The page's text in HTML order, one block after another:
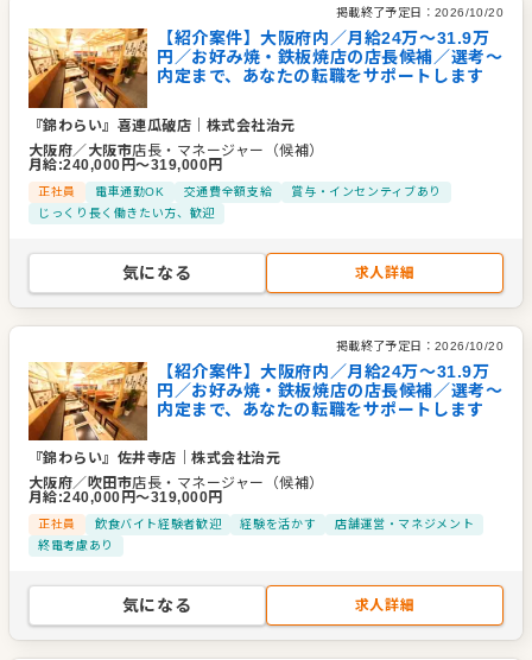
掲載終了予定日： 2026/10/20
【紹介案件】大阪府内／月給24万〜31.9万
円／お好み焼・鉄板焼店の店長候補／選考～
内定まで、あなたの転職をサポートします
『錦わらい』喜連瓜破店
株式会社治元
大阪府／大阪市店長・マネージャー（候補）
月給:240,000 円〜319,000円
正社員 電車通勤OK 交通費全額支給
賞与・インセンティブあり
じっくり長く働きたい方、歓迎
気になる 求人詳細
掲載終了予定日： 2026/10/20
【紹介案件】大阪府内／月給24万〜31.9万
円／お好み焼・鉄板焼店の店長候補／選考～
内定まで、あなたの転職をサポートします
『錦わらい』佐井寺店 ｜株式会社治元
大阪府／吹田市店長・マネージャー（候補）
月給:240,000 円〜319,000円
正社員 飲食バイト経験者歓迎 経験を活かす
店舗運営・マネジメント
終電考慮あり
気になる 求人詳細